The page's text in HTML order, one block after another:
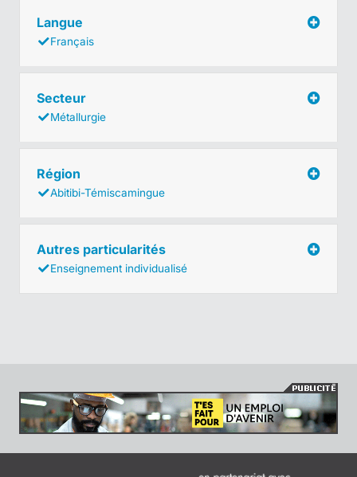
Langue
Français
Secteur
Métallurgie
Région
Abitibi-Témiscamingue
Autres particularités
Enseignement individualisé